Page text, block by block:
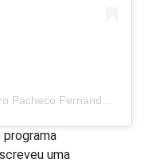
programa
uma